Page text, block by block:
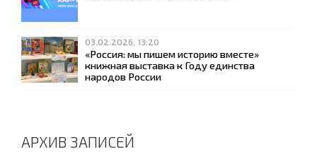
03.02.2026, 13:20
«Россия: мы пишем историю вместе»
книжная выставка к Году единства
народов России
АРХИВ ЗАПИСЕЙ